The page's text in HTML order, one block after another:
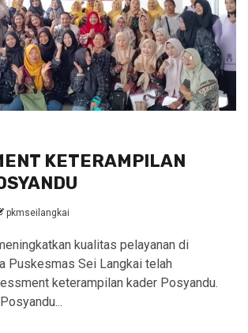
KETERAMPILAN
pkmseilangkai
kualitas pelayanan di
Puskesmas Sei Langkai telah
keterampilan kader Posyandu.